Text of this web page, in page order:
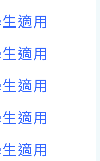
適用
適用
適用
適用
適用